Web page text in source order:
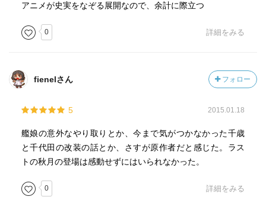
アニメが史実をなぞる展開なので、余計に際立つ
0 詳細をみる
fienelさん フォロー
5 2015.01.18
艦娘の意外なやり取りとか、今まで気がつかなかった千歳
と千代田の改装の話とか、さすが原作者だと感じた。ラス
トの秋月の登場は感動せずにはいられなかった。
0 詳細をみる